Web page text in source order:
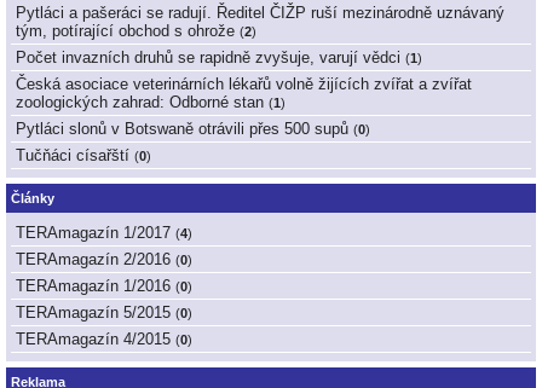
Pytláci a pašeráci se radují. Ředitel ČIŽP ruší mezinárodně uznávaný
tým, potírající obchod s ohrože (2)
Počet invazních druhů se rapidně zvyšuje, varují vědci (1 )
Česká asociace veterinárních lékařů volně žijících zvířat a zvířat
zoologických zahrad: Odborné stan (1 )
Pytláci slonů v Botswaně otrávili přes 500 supů (0)
Tučňáci císařští (0)
Články
TERAmagazín 1/2017 (4)
TERAmagazín 2/2016 (0)
TERAmagazín 1/2016 (0)
TERAmagazín 5/2015 (0)
TERAmagazín 4/2015 (0)
Reklama